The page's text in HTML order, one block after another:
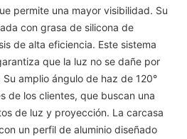
permite una mayor visibilidad. Su
con grasa de silicona de
de alta eficiencia. Este sistema
que la luz no se dañe por
amplio ángulo de haz de 120°
de los clientes, que buscan una
de luz y proyección. La carcasa
un perfil de aluminio diseñado